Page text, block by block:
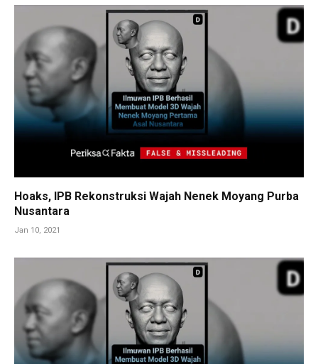
Hoaks, IPB Rekonstruksi Wajah Nenek Moyang Purba
Nusantara
Jan 10, 2021